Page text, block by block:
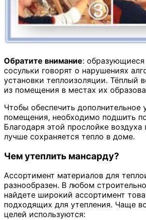
Обратите внимание:
сосульки говорят о нарушениях
установки теплоизоляции. Тёплый
из помещения в местах их
Чтобы обеспечить дополнительное
помещения, необходимо подшить
Благодаря этой прослойке
лучше сохраняется тепло в доме.
Чем утеплить мансарду?
Ассортимент материалов для
разнообразен. В любом
найдете широкий ассортимент
подходящих для утепления. Чаще
целей используются: